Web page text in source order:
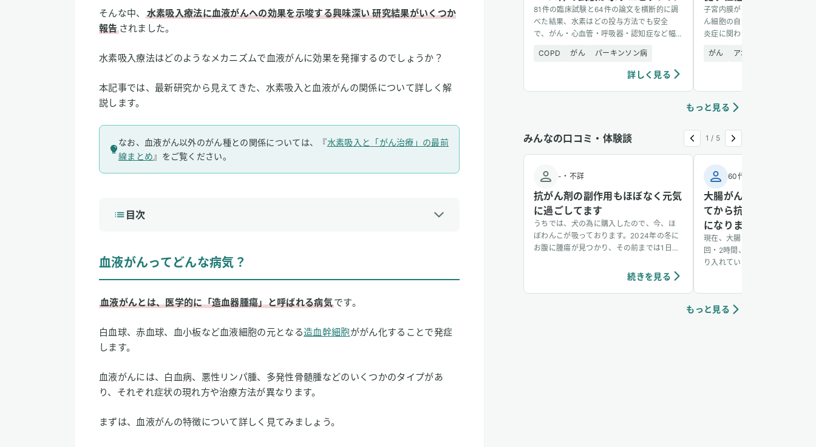
そんな中、 水素吸入療法に血液がんへの効果を示唆する興味深い 研究結果がいくつか
報告されました。
水素吸入療法はどのようなメカニズムで血液がんに効果を発揮するのでしょうか？
本記事では、最新研究から見えてきた、水素吸入と血液がんの関係について詳しく解
説します。
なお、血液がん以外のがん種との関係については、『水素吸入と「がん治療」の最前
線まとめ 』をご覧ください。
目次
血液がんの原因
血液がんの症状
血液がんの標準的な治療法
水素吸入は悪性リンパ腫の治療に役立つ
血液がんってどんな病気？
血液がんとは、医学的に「造血器腫瘍」と呼ばれる病気です。
白血球、赤血球、血小板など血液細胞の元となる造血幹細胞ががん化することで発症
します。
血液がんには、白血病、悪性リンパ腫、多発性骨髄腫などのいくつかのタイプがあ
り、それぞれ症状の現れ方や治療方法が異なります。
まずは、血液がんの特徴について詳しく見てみましょう。
81件の臨床試験と64件の論文を横断的に調
べた結果、水素はどの投与方法でも安全
で、がん・心血管・呼吸器・認知症など幅
COPD
がん パーキンソン病
詳しく見る
子宮内膜がんの細胞に水素を加
ん細胞の自滅（アポトーシス）
炎症に関わる遺伝子経路の活性
がん
アポトーシス調整
もっと見る
みんなの口コミ・体験談 1 / 5
- ・ 不詳
抗がん剤の副作用もほぼなく元気
に過ごしてます
うちでは、犬の為に購入したので、今、ほ
ぼわんこが吸っております。2024年の冬に
お腹に腫瘍が見つかり、その前までは1日30
て吸っています。今のところ、抗がん剤の副
もっとわんちゃんの間でも水素吸入が当た
続きを見る
60代
大腸がん治療中、水素吸
てから抗がん剤の副作用
になりました
現在、大腸がんの治療を続けな
回・2時間、水素吸入（毎分
り入れています。通い始めて約2
怠感や吐き気がつらかったので
もっと見る